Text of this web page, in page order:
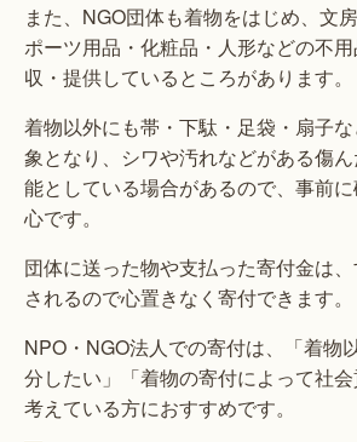
また、NGO団体も着物をはじめ、文
ポーツ用品・化粧品・人形などの不
収・提供しているところがあります。
着物以外にも帯・下駄・足袋・扇子
象となり、シワや汚れなどがある傷
能としている場合があるので、事前
心です。
団体に送った物や支払った寄付金は
されるので心置きなく寄付できます。
NPO・NGO法人での寄付は、「着物
分したい」「着物の寄付によって社
考えている方におすすめです。